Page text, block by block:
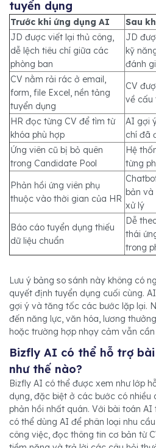
tuyển dụng
Trước khi ứng dụng AI
Sau
JD được viết lại thủ công,
dễ lệch tiêu chí giữa các
phòng ban
JD
kỹ
đánh
CV nằm rải rác ở email,
form, file Excel, nền tảng
tuyển dụng
CV
về cấu
HR đọc từng CV để tìm từ
khóa phù hợp
AI gợi
chí đã
Ứng viên cũ bị bỏ quên
trong Candidate Pool
Hệ
từng
Phản hồi ứng viên phụ
thuộc vào thời gian của HR
bản và
xử lý
Báo cáo tuyển dụng thiếu
dữ liệu chuẩn
Dễ
thái
trong
Lưu ý bảng so sánh này không có
quyết định tuyển dụng cuối cùng.
gợi ý và tăng tốc các bước lặp lại.
đến năng lực, văn hóa, lương
hoặc trường hợp nhạy cảm vẫn
Bizfly AI có thể hỗ trợ
như thế nào?
Bizfly AI có thể được xem như lớp
dụng, đặc biệt ở các bước có nhiều
phản hồi nhất quán. Với bài toán
có thể dùng AI để phân loại nhu
công việc, đọc thông tin cơ bản từ